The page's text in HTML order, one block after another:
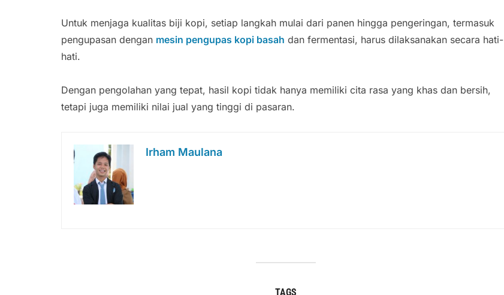
Untuk menjaga kualitas biji kopi, setiap langkah mulai dari panen hingga pengeringan, termasuk
pengupasan dengan mesin pengupas kopi basah dan fermentasi, harus dilaksanakan secara hati-
hati.
Dengan pengolahan yang tepat, hasil kopi tidak hanya memiliki cita rasa yang khas dan bersih,
tetapi juga memiliki nilai jual yang tinggi di pasaran.
Irham Maulana
TAGS